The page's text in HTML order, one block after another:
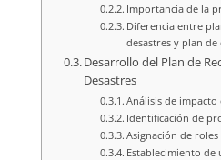
Importancia de la
Diferencia entre
desastres y plan
Desarrollo del Plan de
Desastres
Análisis de impacto
Identificación de
Asignación de
Establecimiento